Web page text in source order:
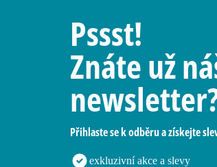
Pssst!
Znáte už
Přihlaste se k odběru a získejte
exkluzivní akce a slevy